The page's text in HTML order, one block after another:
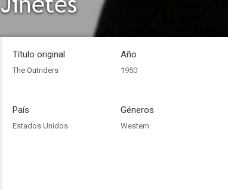
Título original
The Outriders
Año
1950
País
Estados Unidos
Géneros
Western